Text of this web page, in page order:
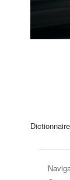
Dictionnaire